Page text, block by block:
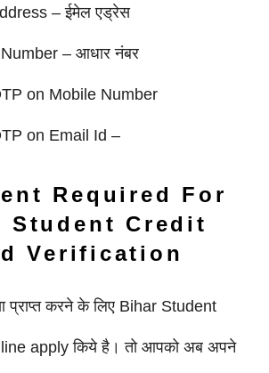
– ईमेल एड्रेस
– आधार नंबर
on Mobile Number
on Email Id –
Required For
Student Credit
Verification
प्राप्त करने के लिए Bihar Student
apply किये है। तो आपको अब अपने